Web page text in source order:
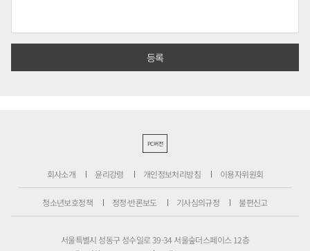
PC버전
회사소개 윤리강령 개인정보처리방침 이용자위원회
청소년보호정책 정정·반론보도 기사심의규정 불편신고
서울특별시 성동구 성수일로 39-34 서울숲더스페이스 12층